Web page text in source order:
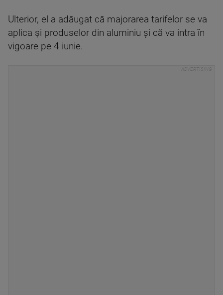
Ulterior, el a adăugat că majorarea tarifelor se va
aplica şi produselor din aluminiu şi că va intra în
vigoare pe 4 iunie.